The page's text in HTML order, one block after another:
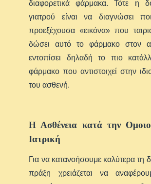
διαφορετικά φάρμακα. Τότε η
γιατρού είναι να διαγνώσει
προεξέχουσα «εικόνα» που
δώσει αυτό το φάρμακο στον
εντοπίσει δηλαδή το πιο
φάρμακο που αντιστοιχεί στην
του ασθενή.
Η Ασθένεια κατά την
Ιατρική
Για να κατανοήσουμε καλύτερα τη
πράξη χρειάζεται να